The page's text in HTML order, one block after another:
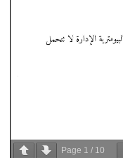
Page 1 / 10